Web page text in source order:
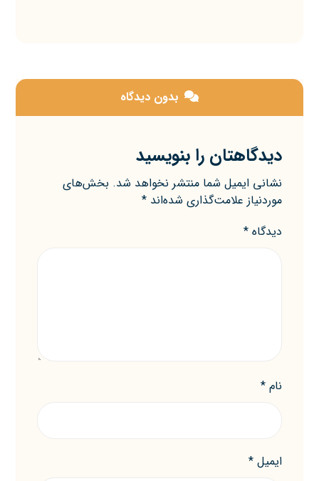
بدون دیدگاه
دیدگاهتان را بنویسید
نشانی ایمیل شما منتشر نخواهد شد. بخش‌های
موردنیاز علامت‌گذاری شده‌اند*
دیدگاه*
نام*
ایمیل*